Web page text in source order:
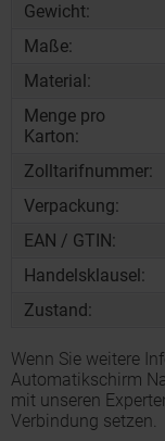
Gewicht:
Maße:
Material:
Menge pro
Karton:
Zolltarifnummer:
Verpackung:
EAN / GTIN:
Handelsklausel:
Zustand:
Wenn Sie weitere
Automatikschirm
mit unseren
Verbindung setzen.